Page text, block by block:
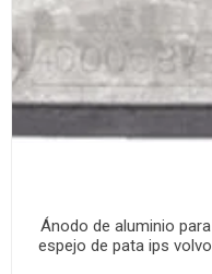
Ánodo de aluminio para
espejo de pata ips volvo